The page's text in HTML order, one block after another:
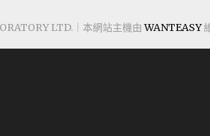
LTD.｜本網站主機由WANTEASY